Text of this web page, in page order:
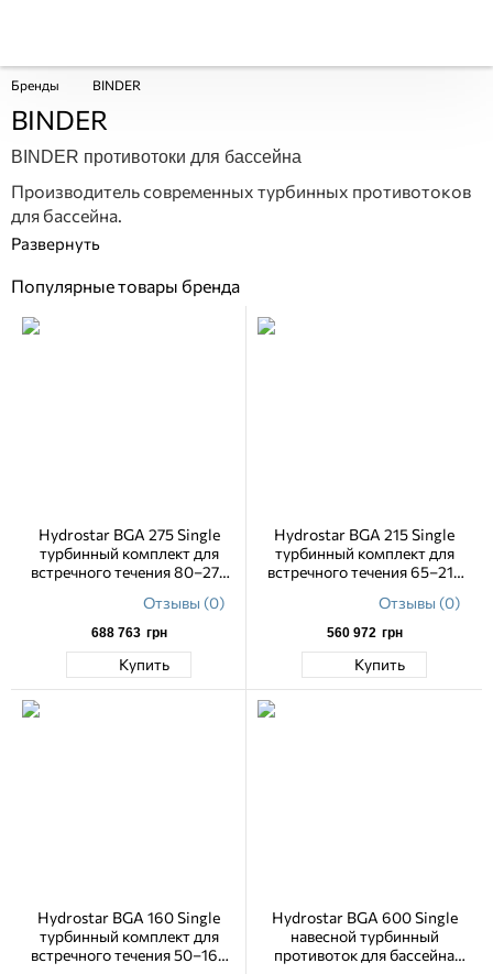
Бренды BINDER
BINDER
BINDER противотоки для бассейна
Производитель современных турбинных противотоков
для бассейна.
Популярные товары бренда
Hydrostar BGA 275 Single
турбинный комплект для
встречного течения 80–275
Poly ShaftОтзывы (0)
688 763 грн
Купить
Hydrostar BGA 215 Single
турбинный комплект для
встречного течения 65–215
Poly ShaftОтзывы (0)
560 972 грн
Купить
Hydrostar BGA 160 Single
турбинный комплект для
встречного течения 50–160
Hydrostar BGA 600 Single
навесной турбинный
противоток для бассейна